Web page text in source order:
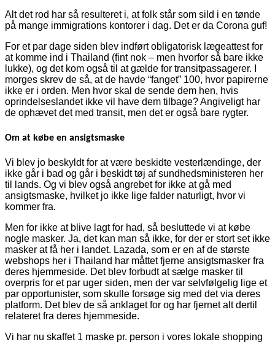
Alt det rod har så resulteret i, at folk står som sild i en tønde
på mange immigrations kontorer i dag. Det er da Corona guf!
For et par dage siden blev indført obligatorisk lægeattest for
at komme ind i Thailand (fint nok – men hvorfor så bare ikke
lukke), og det kom også til at gælde for transitpassagerer. I
morges skrev de så, at de havde “fanget” 100, hvor papirerne
ikke er i orden. Men hvor skal de sende dem hen, hvis
oprindelseslandet ikke vil have dem tilbage? Angiveligt har
de ophævet det med transit, men det er også bare rygter.
Om at købe en ansigtsmaske
Vi blev jo beskyldt for at være beskidte vesterlændinge, der
ikke går i bad og går i beskidt tøj af sundhedsministeren her
til lands. Og vi blev også angrebet for ikke at gå med
ansigtsmaske, hvilket jo ikke lige falder naturligt, hvor vi
kommer fra.
Men for ikke at blive lagt for had, så besluttede vi at købe
nogle masker. Ja, det kan man så ikke, for der er stort set ikke
masker at få her i landet. Lazada, som er en af de største
webshops her i Thailand har måttet fjerne ansigtsmasker fra
deres hjemmeside. Det blev forbudt at sælge masker til
overpris for et par uger siden, men der var selvfølgelig lige et
par opportunister, som skulle forsøge sig med det via deres
platform. Det blev de så anklaget for og har fjernet alt dertil
relateret fra deres hjemmeside.
Vi har nu skaffet 1 maske pr. person i vores lokale shopping